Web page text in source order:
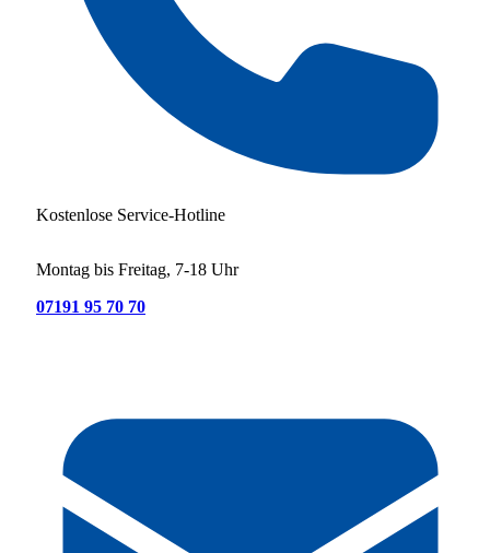
Kostenlose Service-Hotline
Montag bis Freitag, 7-18 Uhr
07191 95 70 70